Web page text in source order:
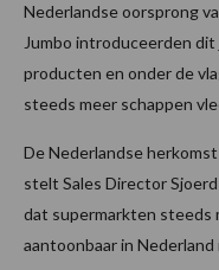
Nederlandse oorsprong
Jumbo introduceerden
producten en onder de
steeds meer schappen
De Nederlandse
stelt Sales Director
dat supermarkten steeds
aantoonbaar in